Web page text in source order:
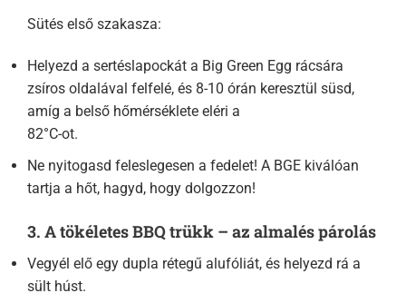
Sütés első szakasza:
Helyezd a sertéslapockát a Big Green Egg rácsára
zsíros oldalával felfelé, és 8-10 órán keresztül süsd,
amíg a belső hőmérséklete eléri a
82°C-ot.
Ne nyitogasd feleslegesen a fedelet! A BGE kiválóan
tartja a hőt, hagyd, hogy dolgozzon!
3. A tökéletes BBQ trükk – az almalés párolás
Vegyél elő egy dupla rétegű alufóliát, és helyezd rá a
sült húst.